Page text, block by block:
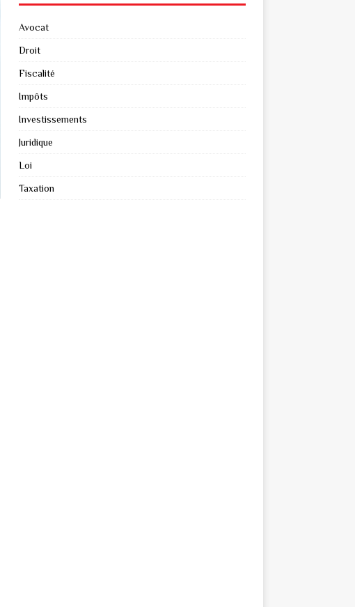
Avocat
Droit
Fiscalité
Impôts
Investissements
Juridique
Loi
Taxation